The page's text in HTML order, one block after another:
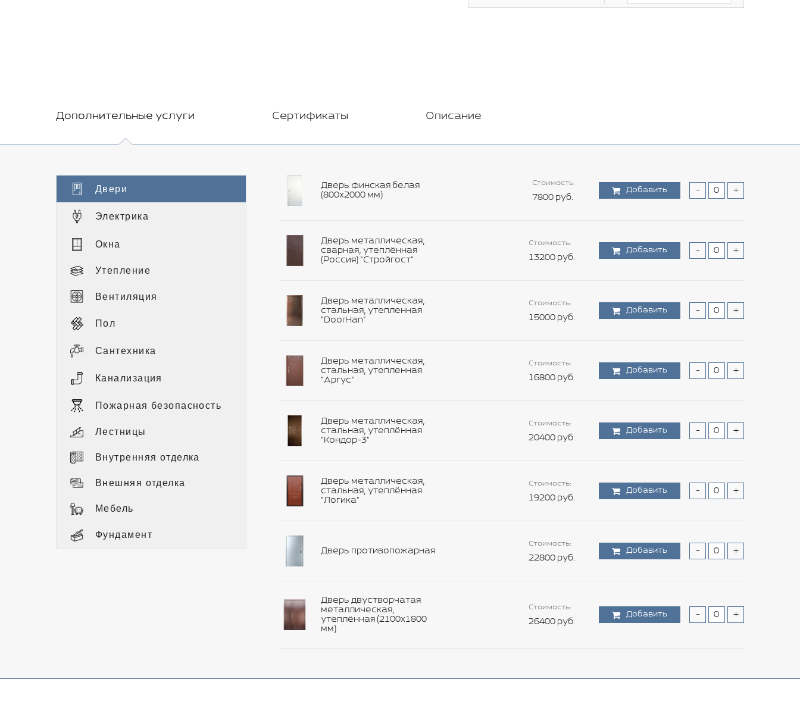
Дополнительные услуги Сертификаты Описание
Двери
Электрика
Окна
Утепление
Вентиляция
Пол
Сантехника
Канализация
Пожарная безопасность
Лестницы
Внутренняя отделка
Внешняя отделка
Мебель
Фундамент
Дверь финская белая
(800х2000 мм)
Стоимость:
7800 руб.
Добавить - +
Дверь металлическая,
сварная, утеплённая
(Россия) "Стройгост"
Стоимость:
13200 руб.
Добавить - +
Дверь металлическая,
стальная, утепленная
"DoorHan"
Стоимость:
15000 руб.
Добавить - +
Дверь металлическая,
стальная, утепленная
"Аргус"
Стоимость:
16800 руб.
Добавить - +
Дверь металлическая,
стальная, утеплённая
"Кондор-3"
Стоимость:
20400 руб.
Добавить - +
Дверь металлическая,
стальная, утеплённая
"Логика"
Стоимость:
19200 руб.
Добавить - +
Дверь противопожарная
Стоимость:
22800 руб.
Добавить - +
Дверь двустворчатая
металлическая,
утеплённая (2100х1800
мм)
Стоимость:
26400 руб.
Добавить - +